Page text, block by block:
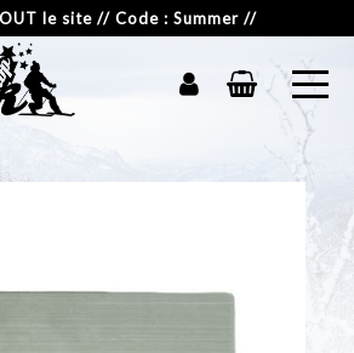
le site // Code : Summer //